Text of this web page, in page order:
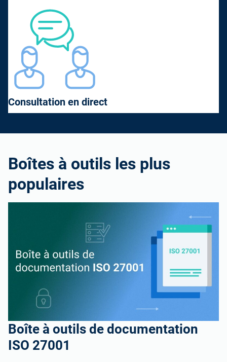
Consultation en direct
Boîtes à outils les plus
populaires
Boîte à outils de documentation
ISO 27001